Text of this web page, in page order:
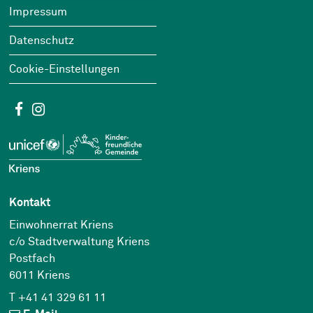
Impressum
Datenschutz
Cookie-Einstellungen
Social Media
Facebook
Kontakt
Einwohnerrat Kriens
c/o Stadtverwaltung Kriens
Postfach
6011 Kriens
T +41 41 329 61 11